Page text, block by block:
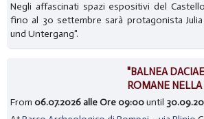
Negli affascinati spazi espositivi del
fino al 30 settembre sarà protagonista
und Untergang".
"BALNEA
ROMANE
From06.07.2026 alle Ore 09:00until